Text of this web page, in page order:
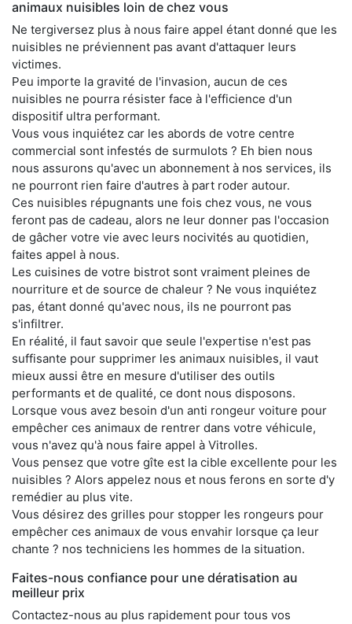
animaux nuisibles loin de chez vous
Ne tergiversez plus à nous faire appel étant donné que les
nuisibles ne préviennent pas avant d'attaquer leurs
victimes.
Peu importe la gravité de l'invasion, aucun de ces
nuisibles ne pourra résister face à l'efficience d'un
dispositif ultra performant.
Vous vous inquiétez car les abords de votre centre
commercial sont infestés de surmulots ? Eh bien nous
nous assurons qu'avec un abonnement à nos services, ils
ne pourront rien faire d'autres à part roder autour.
Ces nuisibles répugnants une fois chez vous, ne vous
feront pas de cadeau, alors ne leur donner pas l'occasion
de gâcher votre vie avec leurs nocivités au quotidien,
faites appel à nous.
Les cuisines de votre bistrot sont vraiment pleines de
nourriture et de source de chaleur ? Ne vous inquiétez
pas, étant donné qu'avec nous, ils ne pourront pas
s'infiltrer.
En réalité, il faut savoir que seule l'expertise n'est pas
suffisante pour supprimer les animaux nuisibles, il vaut
mieux aussi être en mesure d'utiliser des outils
performants et de qualité, ce dont nous disposons.
Lorsque vous avez besoin d'un anti rongeur voiture pour
empêcher ces animaux de rentrer dans votre véhicule,
vous n'avez qu'à nous faire appel à Vitrolles.
Vous pensez que votre gîte est la cible excellente pour les
nuisibles ? Alors appelez nous et nous ferons en sorte d'y
remédier au plus vite.
Vous désirez des grilles pour stopper les rongeurs pour
empêcher ces animaux de vous envahir lorsque ça leur
chante ? nos techniciens les hommes de la situation.
Faites-nous confiance pour une dératisation au
meilleur prix
Contactez-nous au plus rapidement pour tous vos